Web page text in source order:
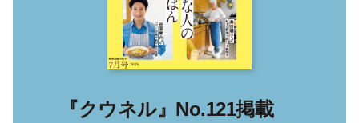
『クウネル』No.121掲載